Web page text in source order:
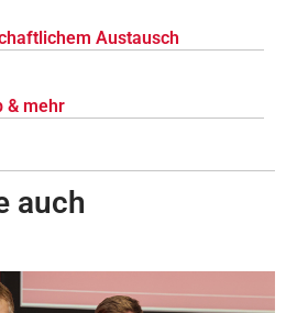
Austausch
& mehr
auch